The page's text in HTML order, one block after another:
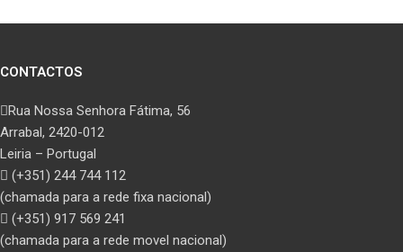
CONTACTOS
Rua Nossa Senhora Fátima, 56
Arrabal, 2420-012
Leiria – Portugal
(+351) 244 744 112
(chamada para a rede fixa nacional)
(+351) 917 569 241
(chamada para a rede movel nacional)